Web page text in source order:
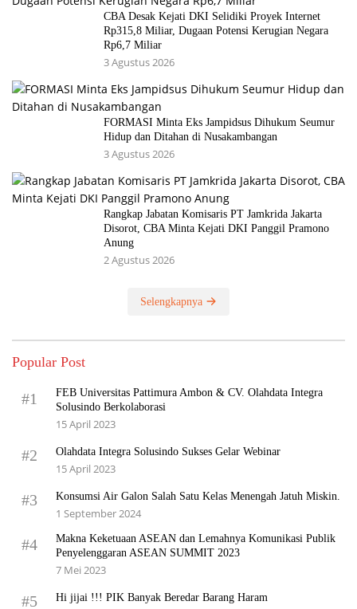
CBA Desak Kejati DKI Selidiki Proyek Internet
Rp315,8 Miliar, Dugaan Potensi Kerugian Negara
Rp6,7 Miliar
3 Agustus 2026
FORMASI Minta Eks Jampidsus Dihukum Seumur
Hidup dan Ditahan di Nusakambangan
3 Agustus 2026
Rangkap Jabatan Komisaris PT Jamkrida Jakarta
Disorot, CBA Minta Kejati DKI Panggil Pramono
Anung
2 Agustus 2026
Selengkapnya
Popular Post
#1
FEB Universitas Pattimura Ambon & CV. Olahdata Integra
Solusindo Berkolaborasi
15 April 2023
#2 Olahdata Integra Solusindo Sukses Gelar Webinar
15 April 2023
#3 Konsumsi Air Galon Salah Satu Kelas Menengah Jatuh Miskin.
1 September 2024
#4
Makna Keketuaan ASEAN dan Lemahnya Komunikasi Publik
Penyelenggaran ASEAN SUMMIT 2023
7 Mei 2023
#5 Hi jijai !!! PIK Banyak Beredar Barang Haram